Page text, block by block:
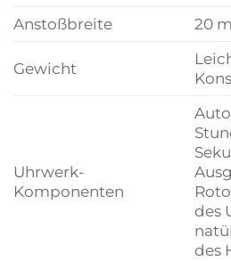
Anstoßbreite
20
Gewicht
Uhrwerk-
Komponenten
des
des